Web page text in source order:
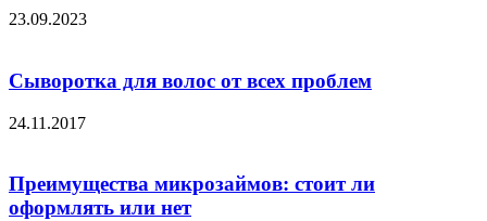
23.09.2023
Сыворотка для волос от всех проблем
24.11.2017
Преимущества микрозаймов: стоит ли
оформлять или нет